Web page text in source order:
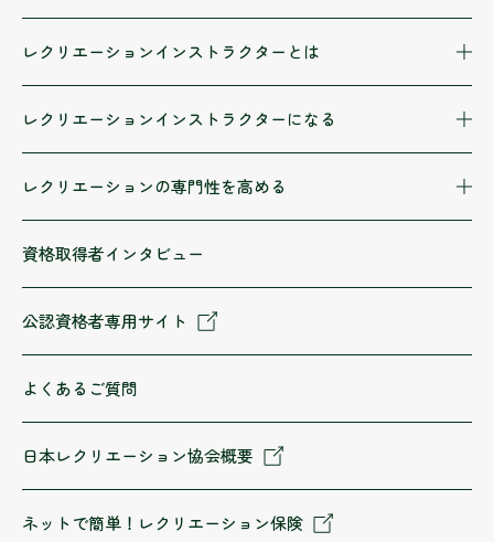
レクリエーションインストラクターとは
レクリエーションインストラクターになる
レクリエーションの専門性を高める
資格取得者インタビュー
公認資格者専用サイト
よくあるご質問
日本レクリエーション協会概要
ネットで簡単！レクリエーション保険